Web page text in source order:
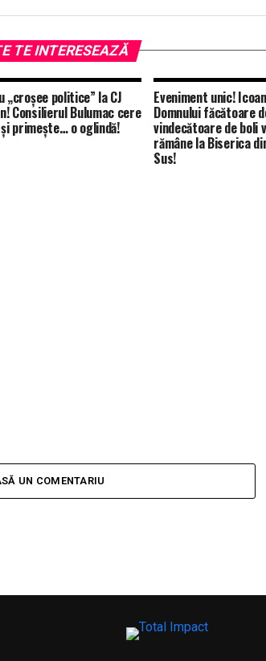
TE INTERESEAZĂ
„croșee politice” la CJ
Consilierul Bulumac cere
primește… o oglindă!
Eveniment unic!
Domnului făcătoare
vindecătoare de boli
rămâne la Biserica
Sus!
UN COMENTARIU